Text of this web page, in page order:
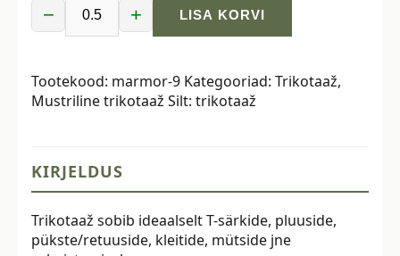
−
Trikotaaž
sädeleva
muljega
+ LISA KORVI
Tootekood: marmor-9 Kategooriad: Trikotaaž,
Mustriline trikotaaž Silt: trikotaaž
KIRJELDUS
Trikotaaž sobib ideaalselt T-särkide, pluuside,
pükste/retuuside, kleitide, mütside jne